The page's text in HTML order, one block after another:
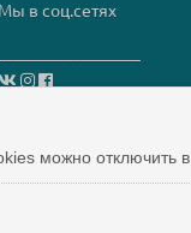
Мы в соц.сетях
_________________
можно отключить